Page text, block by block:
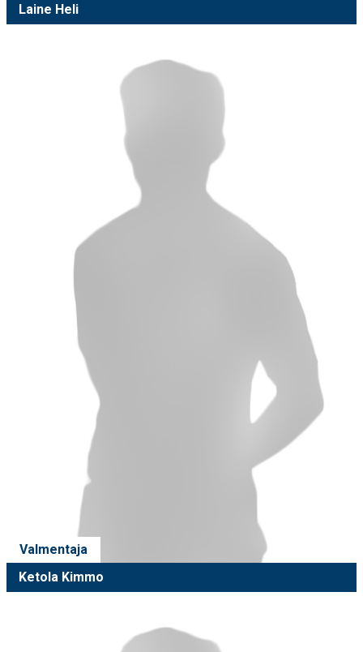
Laine Heli
Valmentaja
Ketola Kimmo